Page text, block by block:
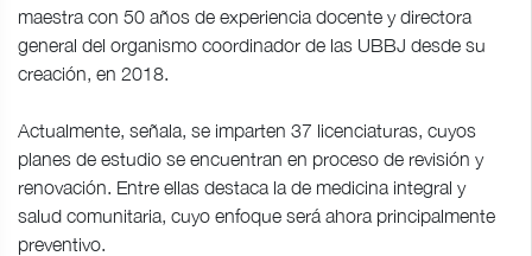
maestra con 50 años de experiencia docente y directora
general del organismo coordinador de las UBBJ desde su
creación, en 2018.
Actualmente, señala, se imparten 37 licenciaturas, cuyos
planes de estudio se encuentran en proceso de revisión y
renovación. Entre ellas destaca la de medicina integral y
salud comunitaria, cuyo enfoque será ahora principalmente
preventivo.